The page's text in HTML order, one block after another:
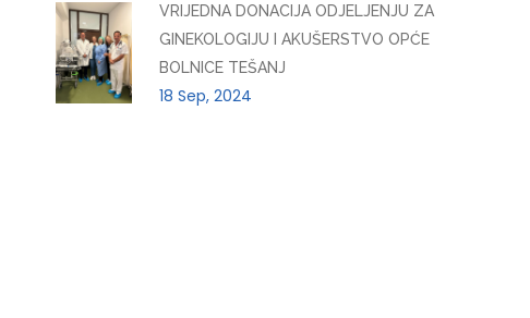
VRIJEDNA DONACIJA ODJELJENJU ZA
GINEKOLOGIJU I AKUŠERSTVO OPĆE
BOLNICE TEŠANJ
18 Sep, 2024